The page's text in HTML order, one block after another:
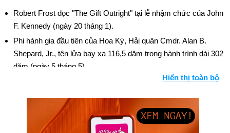
Robert Frost đọc "The Gift Outright" tại lễ nhậm chức của John
F. Kennedy (ngày 20 tháng 1).
Phi hành gia đầu tiên của Hoa Kỳ, Hải quân Cmdr. Alan B.
Shepard, Jr., tên lửa bay xa 116,5 dặm trong hành trình dài 302
dặm (ngày 5 tháng 5).
Virgil Grissom trở thành phi hành gia người Mỹ thứ hai, thực
Tây Dương (ngày 21 tháng 7).
Ngày sinh Craig Goldy (6-11) trong lịch sử
Hiển thị toàn bộ